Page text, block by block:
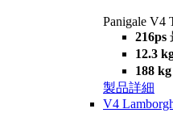
Panigale V4
216ps
12.3
188 kg
製品詳細
V4